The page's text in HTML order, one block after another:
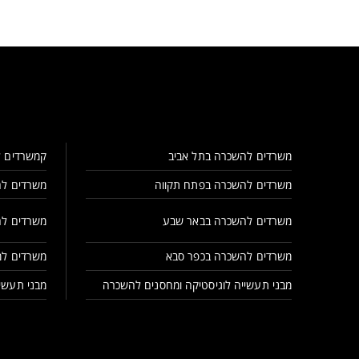
משרדים להשכרה בתל אביב
קמשרדים
משרדים להשכרה בפתח תקווה
משרדים
משרדים להשכרה בבאר שבע משרדים
משרדים להשכרה בכפר סבא
משרדים
מבני תעשייה לוגיסטיקה ומחסנים להשכרה
מבני